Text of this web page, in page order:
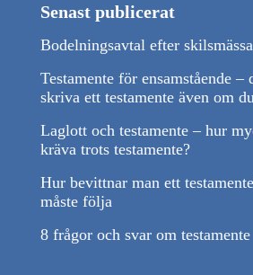
Senast publicerat
Bodelningsavtal efter skilsmässa
Testamente för ensamstående –
skriva ett testamente även om
Laglott och testamente – hur
kräva trots testamente?
Hur bevittnar man ett
måste följa
8 frågor och svar om testamente